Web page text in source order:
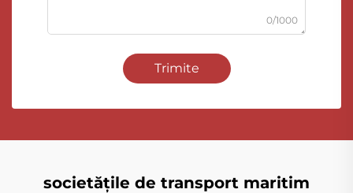
0/1000
Trimite
societățile de transport maritim